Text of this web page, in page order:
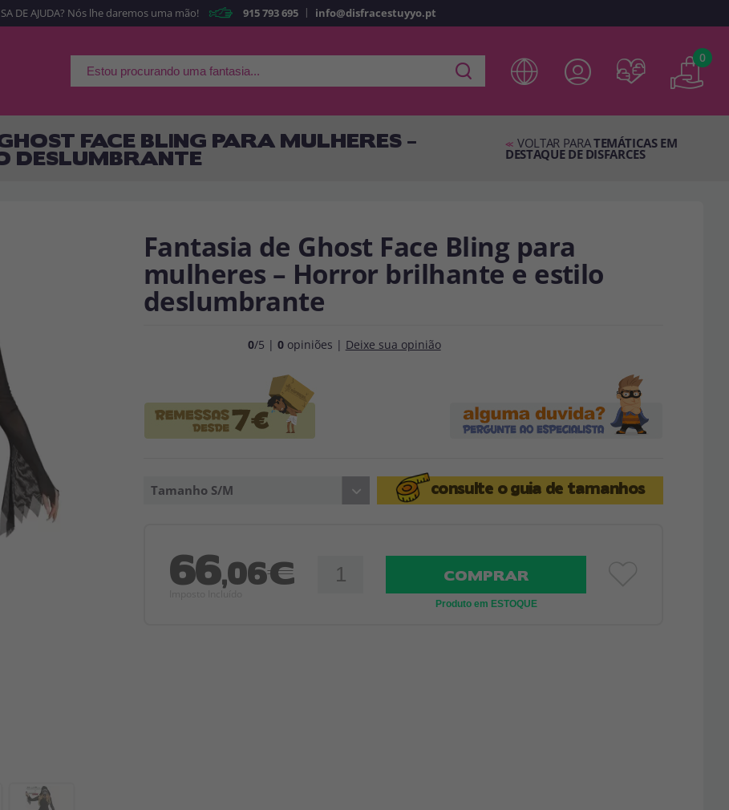
Sou novo
suas operações anteriores.
DE AJUDA? Nós lhe daremos uma mão! 915 793 695 | info@disfracestuyyo.pt
0
FACE BLING PARA MULHERES –
DESLUMBRANTE
<< VOLTAR PARATEMÁTICAS EM
DESTAQUE DE DISFARCES
Fantasia de Ghost Face Bling para
mulheres – Horror brilhante e estilo
deslumbrante
0/5 | 0opiniões | Deixe sua opinião
Tamanho S/M consulte oguia de tamanhos
66,06€ COMPRAR
Produto em ESTOQUE